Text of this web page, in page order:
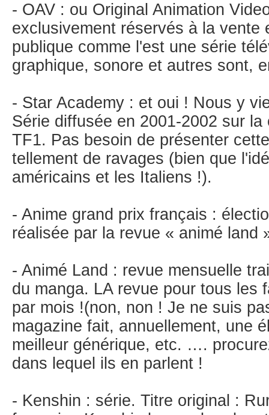
- OAV : ou Original Animation
exclusivement réservés à la vente
publique comme l'est une série
graphique, sonore et autres sont,
- Star Academy : et oui ! Nous y
Série diffusée en 2001-2002 sur
TF1. Pas besoin de présenter
tellement de ravages (bien que
américains et les Italiens !).
- Anime grand prix français :
réalisée par la revue « animé land
- Animé Land : revue mensuelle
du manga. LA revue pour tous les
par mois !(non, non ! Je ne suis
magazine fait, annuellement, une
meilleur générique, etc. ….
dans lequel ils en parlent !
- Kenshin : série. Titre original :